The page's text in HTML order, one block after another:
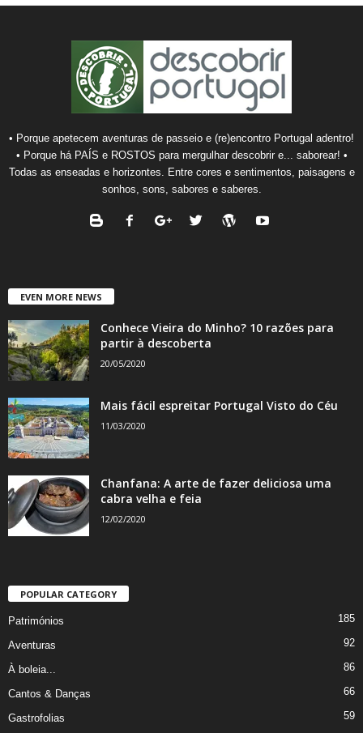
• Porque apetecem aventuras de passeio e (re)encontro Portugal adentro!
• Porque há PAÍS e ROSTOS para mergulhar descobrir e... saborear! •
Todas as enseadas e horizontes. Entre cores e sentimentos, paisagens e
sonhos, sons, sabores e saberes.
EVEN MORE NEWS
Conhece Vieira do Minho? 10 razões para
partir à descoberta
20/05/2020
Mais fácil espreitar Portugal Visto do Céu
11/03/2020
Chanfana: A arte de fazer deliciosa uma
cabra velha e feia
12/02/2020
POPULAR CATEGORY
Patrimónios 185
Aventuras 92
À boleia... 86
Cantos & Danças 66
Gastrofolias 59